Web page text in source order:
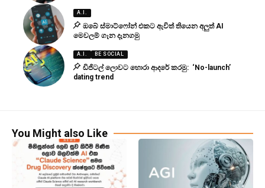
A.I.
ඔබේ ස්මාට්ෆෝන් එකට ඇවිත් තියෙන අලුත් AI
මෙවලම් ගැන දැනගමු
A.I. BE SOCIAL
ඩිජිටල් ලොවට හොරා ආදරේ කරමු: ‘No-launch’
dating trend
You Might also Like